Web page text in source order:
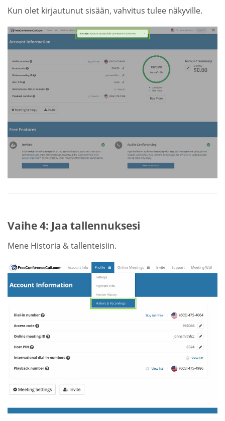
Kun olet kirjautunut sisään, vahvitus tulee näkyville.
Vaihe 4: Jaa tallennuksesi
Mene Historia & tallenteisiin.